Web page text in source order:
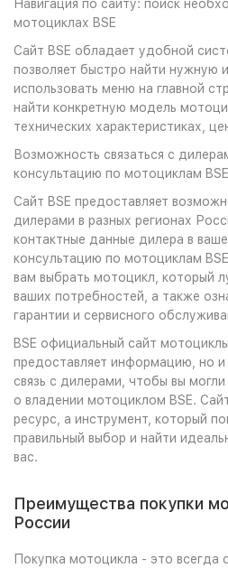
Навигация по сайту: поиск
мотоциклах BSE
Сайт BSE обладает удобной
позволяет быстро найти
использовать меню на главной
найти конкретную модель
технических характеристиках,
Возможность связаться с
консультацию по мотоциклам BSE
Сайт BSE предоставляет
дилерами в разных регионах
контактные данные дилера в
консультацию по мотоциклам
вам выбрать мотоцикл, который
ваших потребностей, а также
гарантии и сервисного
BSE официальный сайт
предоставляет информацию, но и
связь с дилерами, чтобы вы
о владении мотоциклом BSE.
ресурс, а инструмент, который
правильный выбор и найти
вас.
Преимущества покупки
России
Покупка мотоцикла - это всегда